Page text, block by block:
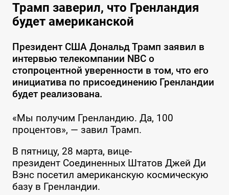
Трамп заверил, что Гренландия
будет американской
Президент США Дональд Трамп заявил в
интервью телекомпании NBC о
стопроцентной уверенности в том, что его
инициатива по присоединению Гренландии
будет реализована.
«Мы получим Гренландию. Да, 100
процентов», — завил Трамп.
В пятницу, 28 марта, вице-
президент Соединенных Штатов Джей Ди
Вэнс посетил американскую космическую
базу в Гренландии.